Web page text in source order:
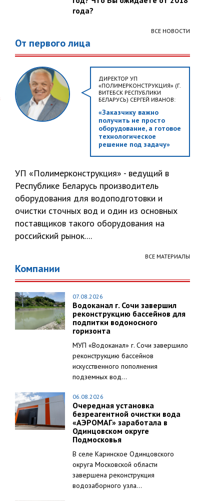
года?
ВСЕ НОВОСТИ
От первого лица
ДИРЕКТОР УП
«ПОЛИМЕРКОНСТРУКЦИЯ» (Г.
ВИТЕБСК РЕСПУБЛИКИ
БЕЛАРУСЬ) СЕРГЕЙ ИВАНОВ:
«Заказчику важно
получить не просто
оборудование, а готовое
технологическое
решение под задачу»
УП «Полимерконструкция» - ведущий в
Республике Беларусь производитель
оборудования для водоподготовки и
очистки сточных вод и один из основных
поставщиков такого оборудования на
российский рынок....
ВСЕ МАТЕРИАЛЫ
Компании
07.08.2026
Водоканал г. Сочи завершил
реконструкцию бассейнов для
подпитки водоносного
горизонта
МУП «Водоканал» г. Сочи завершило
реконструкцию бассейнов
искусственного пополнения
подземных вод...
06.08.2026
Очередная установка
безреагентной очистки вода
«АЭРОМАГ» заработала в
Одинцовском округе
Подмосковья
В селе Каринское Одинцовского
округа Московской области
завершена реконструкция
водозаборного узла...